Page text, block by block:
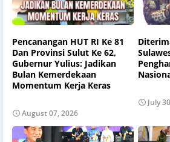
Pencanangan HUT RI Ke 81
Dan Provinsi Sulut Ke 62,
Gubernur Yulius: Jadikan
Bulan Kemerdekaan
Momentum Kerja Keras
August 07, 2026
July